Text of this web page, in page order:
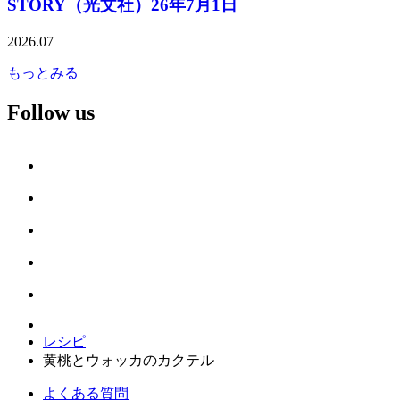
STORY（光文社）26年7月1日
2026.07
もっとみる
Follow us
レシピ
黄桃とウォッカのカクテル
よくある質問